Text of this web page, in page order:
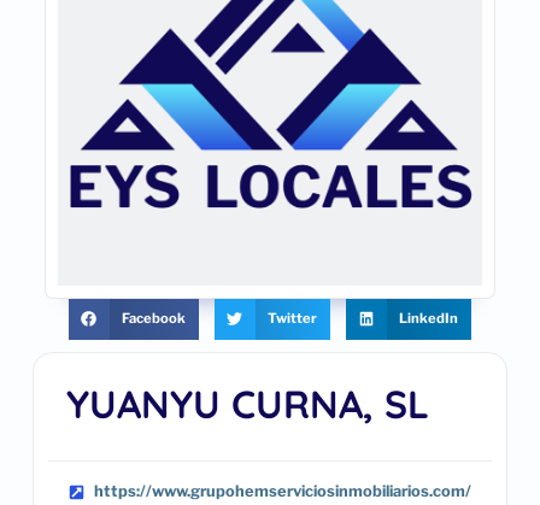
YUANYU CURNA, SL
https://www.grupohemserviciosinmobiliarios.com/
Facebook Twitter LinkedIn